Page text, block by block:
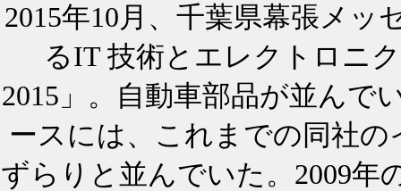
2015年10月、千葉県幕張メ
るIT 技術とエレクトロニ
2015」。自動車部品が並んで
ースには、これまでの同社
ずらりと並んでいた。2009年